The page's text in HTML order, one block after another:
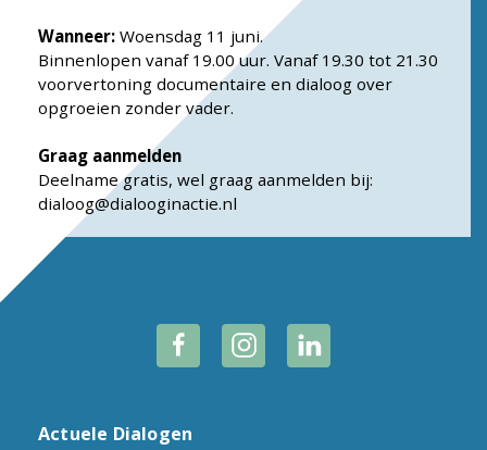
Wanneer: Woensdag 11 juni.
Binnenlopen vanaf 19.00 uur. Vanaf 19.30 tot 21.30
voorvertoning documentaire en dialoog over
opgroeien zonder vader.
Graag aanmelden
Deelname gratis, wel graag aanmelden bij:
dialoog@dialooginactie.nl
Actuele Dialogen